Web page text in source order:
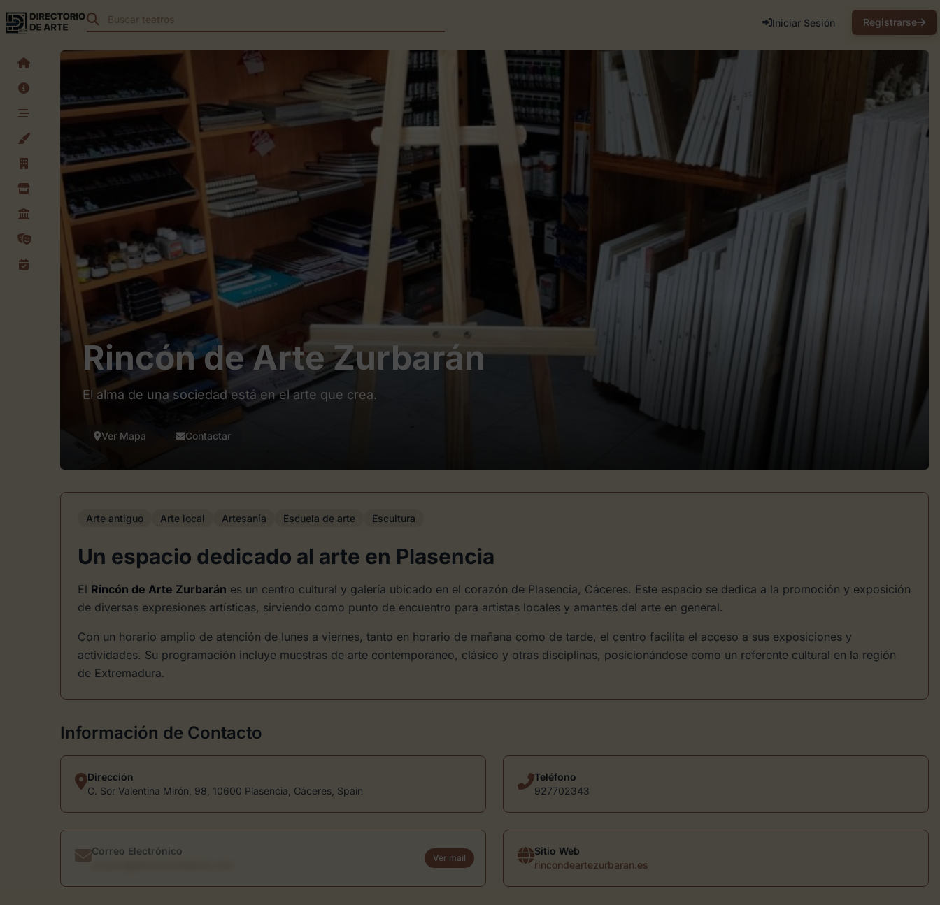
Buscar obras Iniciar Sesión Registrarse
Rincón de Arte Zurbarán
El alma de una sociedad está en el arte que crea.
Ver Mapa Contactar
Arte antiguo Arte local Artesanía Escuela de arte Escultura
Un espacio dedicado al arte en Plasencia
El Rincón de Arte Zurbarán es un centro cultural y galería ubicado en el corazón de Plasencia, Cáceres. Este espacio se dedica a la promoción y exposición
de diversas expresiones artísticas, sirviendo como punto de encuentro para artistas locales y amantes del arte en general.
Con un horario amplio de atención de lunes a viernes, tanto en horario de mañana como de tarde, el centro facilita el acceso a sus exposiciones y
actividades. Su programación incluye muestras de arte contemporáneo, clásico y otras disciplinas, posicionándose como un referente cultural en la región
de Extremadura.
Información de Contacto
Dirección
C. Sor Valentina Mirón, 98, 10600 Plasencia, Cáceres, Spain
Teléfono
927702343
Correo Electrónico
Ver mail
Sitio Web
rincondeartezurbaran.es